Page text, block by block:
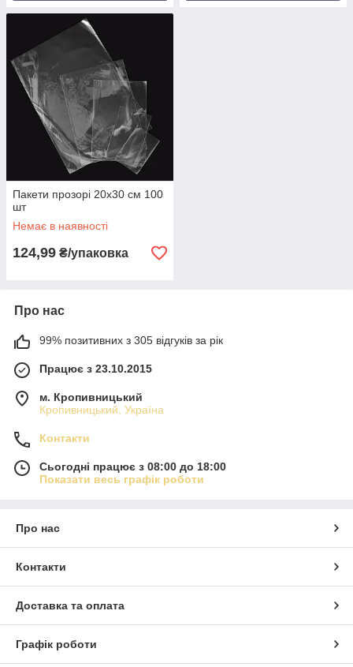
Пакети прозорі 20х30 см 100
шт
Немає в наявності
124,99 ₴/упаковка
Про нас
99% позитивних з 305 відгуків за рік
Працює з 23.10.2015
м. Кропивницький
Кропивницький, Україна
Контакти
Сьогодні працює з 08:00 до 18:00
Показати весь графік роботи
Про нас
Контакти
Доставка та оплата
Графік роботи